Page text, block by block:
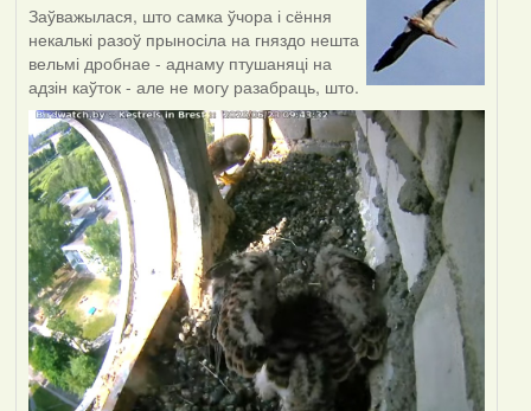
Заўважылася, што самка ўчора і сёння
некалькі разоў прыносіла на гняздо нешта
вельмі дробнае - аднаму птушаняці на
адзін каўток - але не могу разабраць, што.